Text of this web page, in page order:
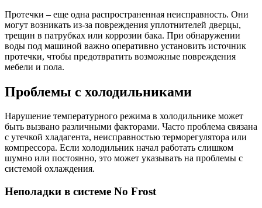
Протечки – еще одна распространенная неисправность. Они
могут возникать из-за повреждения уплотнителей дверцы,
трещин в патрубках или коррозии бака. При обнаружении
воды под машиной важно оперативно установить источник
протечки, чтобы предотвратить возможные повреждения
мебели и пола.
Проблемы с холодильниками
Нарушение температурного режима в холодильнике может
быть вызвано различными факторами. Часто проблема связана
с утечкой хладагента, неисправностью терморегулятора или
компрессора. Если холодильник начал работать слишком
шумно или постоянно, это может указывать на проблемы с
системой охлаждения.
Неполадки в системе No Frost